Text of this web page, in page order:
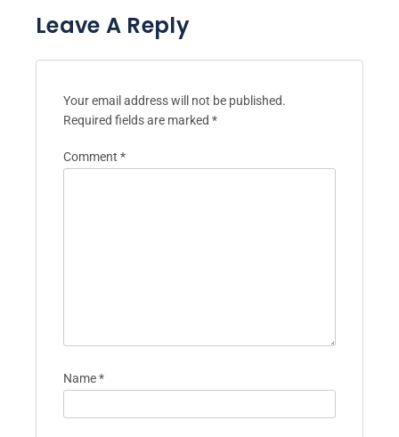
Leave A Reply
Your email address will not be published.
Required fields are marked *
Comment *
Name*